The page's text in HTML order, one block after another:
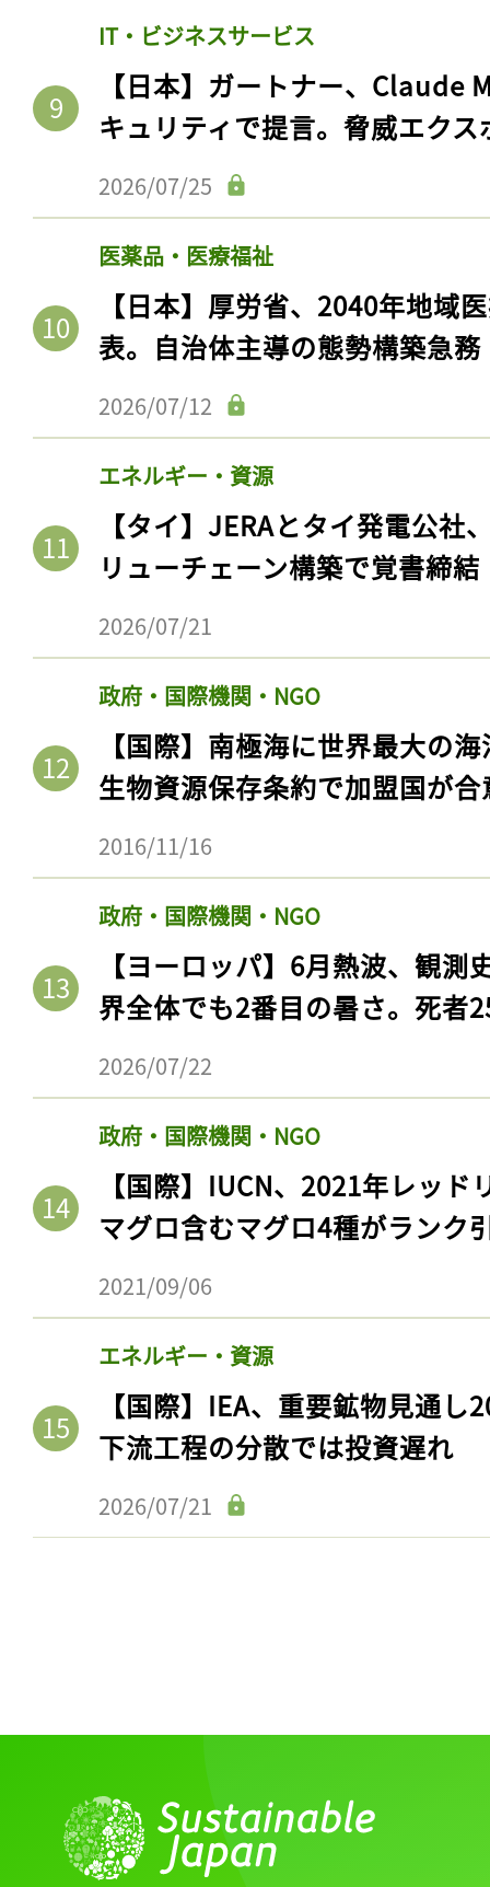
IT・ビジネスサービス
【日本】ガートナー、Claude
キュリティで提言。脅威エク
2026/07/25
医薬品・医療福祉
【日本】厚労省、2040年地域
表。自治体主導の態勢構築急務
2026/07/12
エネルギー・資源
【タイ】JERAとタイ発電公社
リューチェーン構築で覚書締結
2026/07/21
政府・国際機関・NGO
【国際】南極海に世界最大の
生物資源保存条約で加盟国が合
2016/11/16
政府・国際機関・NGO
【ヨーロッパ】6月熱波、観
界全体でも2番目の暑さ。死者
2026/07/22
政府・国際機関・NGO
【国際】IUCN、2021年レッ
マグロ含むマグロ4種がランク
2021/09/06
エネルギー・資源
【国際】IEA、重要鉱物見通
下流工程の分散では投資遅れ
2026/07/21
記事をお気に入りに
ログインが必